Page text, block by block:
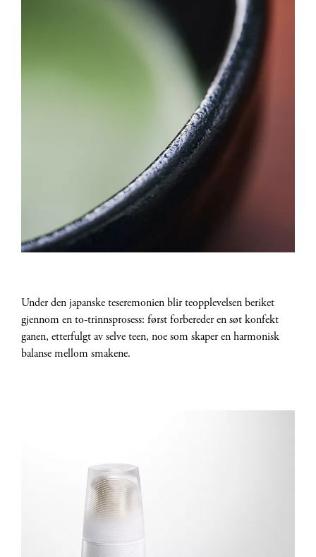
Under den japanske teseremonien blir teopplevelsen beriket
gjennom en to-trinnsprosess: først forbereder en søt konfekt
ganen, etterfulgt av selve teen, noe som skaper en harmonisk
balanse mellom smakene.